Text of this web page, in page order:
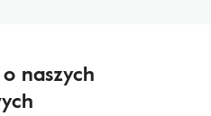
naszych